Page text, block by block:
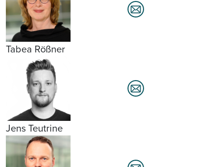
Tabea Rößner
Jens Teutrine